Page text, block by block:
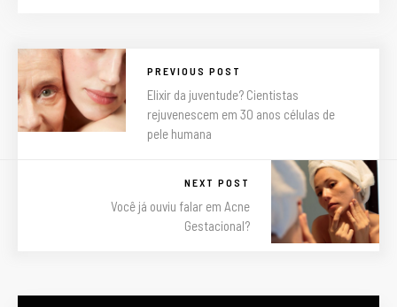
PREVIOUS POST
Elixir da juventude? Cientistas
rejuvenescem em 30 anos células de
pele humana
NEXT POST
Você já ouviu falar em Acne
Gestacional?